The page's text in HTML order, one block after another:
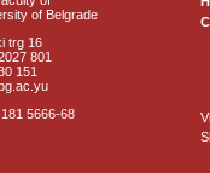
of Belgrade
trg 16
801
151
5666-68